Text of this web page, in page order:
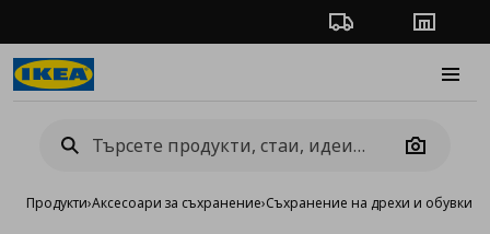
Проследяване на
Camera
Продукти›Аксесоари за съхранение›Съхранение на дрехи и обувки